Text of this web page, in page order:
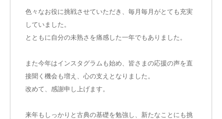
色々なお役に挑戦させていただき、毎月毎月がとても充実
していました。
とともに自分の未熟さを痛感した一年でもありました。
また今年はインスタグラムも始め、皆さまの応援の声を直
接聞く機会も増え、心の支えとなりました。
改めて、感謝申し上げます。
来年もしっかりと古典の基礎を勉強し、新たなことにも挑